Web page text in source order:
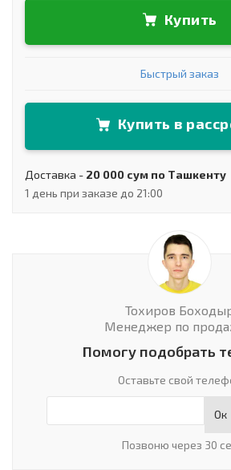
Купить
Быстрый заказ
Купить в
Доставка - 20 000 сум по Ташкенту
1 день при заказе до 21:00
Тохиров
Менеджер по
Помогу подобрать
Оставьте свой
Ок
Позвоню через 30